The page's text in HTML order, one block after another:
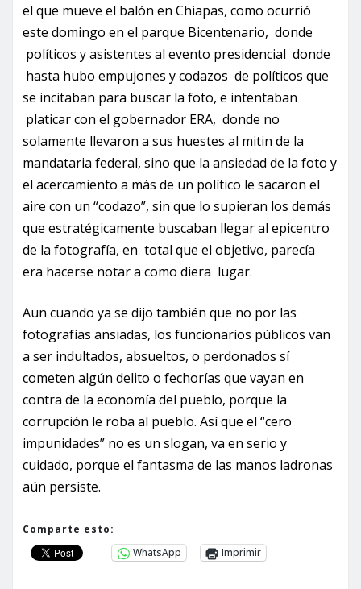
el que mueve el balón en Chiapas, como ocurrió
este domingo en el parque Bicentenario, donde
políticos y asistentes al evento presidencial donde
hasta hubo empujones y codazos de políticos que
se incitaban para buscar la foto, e intentaban
platicar con el gobernador ERA, donde no
solamente llevaron a sus huestes al mitin de la
mandataria federal, sino que la ansiedad de la foto y
el acercamiento a más de un político le sacaron el
aire con un “codazo”, sin que lo supieran los demás
que estratégicamente buscaban llegar al epicentro
de la fotografía, en total que el objetivo, parecía
era hacerse notar a como diera lugar.
Aun cuando ya se dijo también que no por las
fotografías ansiadas, los funcionarios públicos van
a ser indultados, absueltos, o perdonados sí
cometen algún delito o fechorías que vayan en
contra de la economía del pueblo, porque la
corrupción le roba al pueblo. Así que el “cero
impunidades” no es un slogan, va en serio y
cuidado, porque el fantasma de las manos ladronas
aún persiste.
Comparte esto:
WhatsApp
Imprimir